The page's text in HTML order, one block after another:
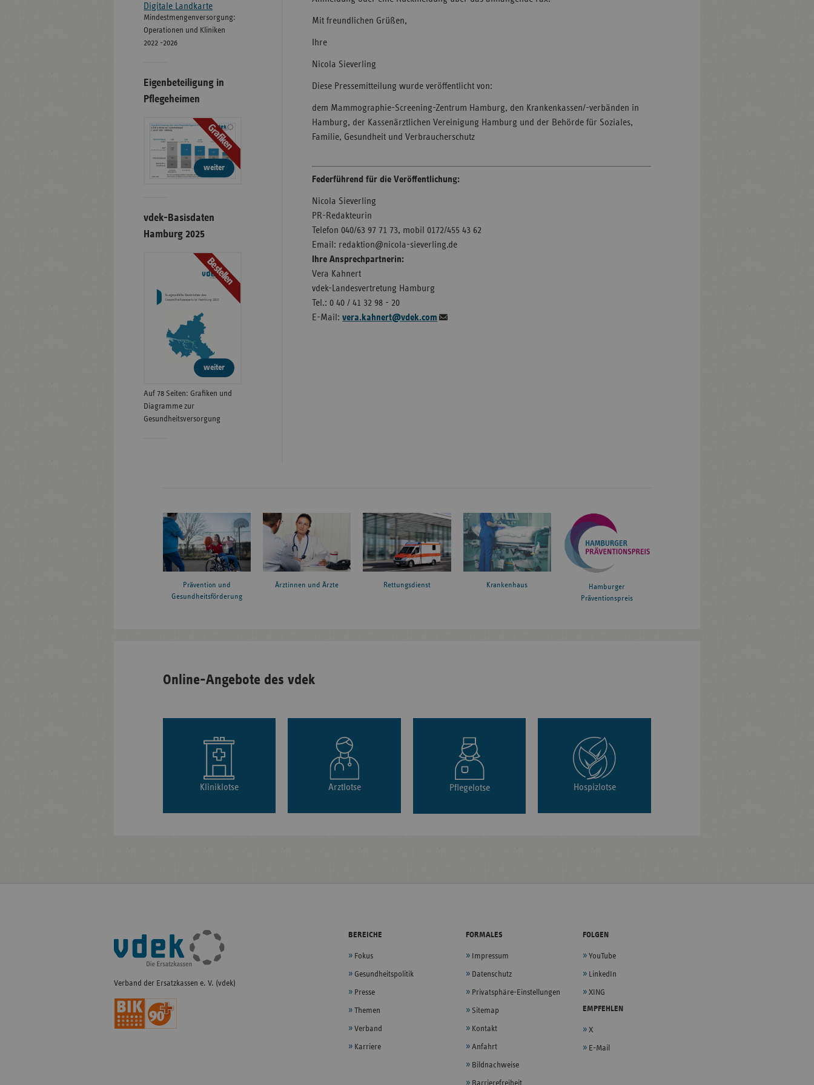
Mit freundlichen Grüßen,
Ihre
Nicola Sieverling
Diese Pressemitteilung wurde veröffentlicht von:
dem Mammographie-Screening-Zentrum Hamburg, den Krankenkassen/-verbänden in
Hamburg, der Kassenärztlichen Vereinigung Hamburg und der Behörde für Soziales,
Familie, Gesundheit und Verbraucherschutz
Federführend für die Veröffentlichung:
Nicola Sieverling
PR-Redakteurin
Telefon 040/63 97 71 73, mobil 0172/455 43 62
Email: redaktion@nicola-sieverling.de
Ihre Ansprechpartnerin:
Vera Kahnert
vdek-Landesvertretung Hamburg
Tel.: 0 40 / 41 32 98 - 20
E-Mail:vera.kahnert@vdek.com
Digitale Landkarte
Mindestmengenversorgung:
Operationen und Kliniken
2022 -2026
Eigenbeteiligung in
Pflegeheimen
Grafiken
weiter
vdek-Basisdaten
Hamburg 2025
Bestellen
weiter
Auf 78 Seiten: Grafiken und
Diagramme zur
Gesundheitsversorgung
Prävention und
Gesundheitsförderung
Ärztinnen und Ärzte Rettungsdienst Krankenhaus
Hamburger
Präventionspreis
Online-Angebote des vdek
Kliniklotse Arztlotse Pflegelotse Hospizlotse
Fußleisten-
Navigation
Verband der Ersatzkassen e. V. (vdek)
BEREICHE
Fokus
Gesundheitspolitik
Presse
Themen
Verband
Karriere
FORMALES
Impressum
Datenschutz
Privatsphäre-Einstellungen
Sitemap
Kontakt
Anfahrt
Bildnachweise
FOLGEN
YouTube
LinkedIn
XING
EMPFEHLEN
X
E-Mail